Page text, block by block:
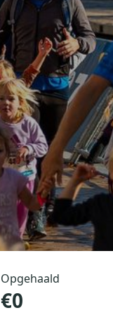
Opgehaald
€0